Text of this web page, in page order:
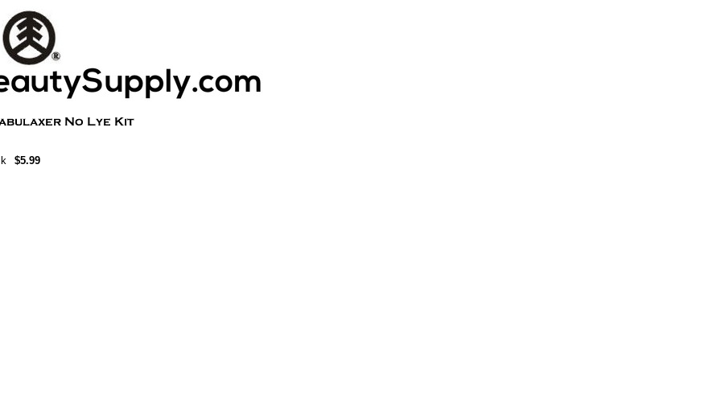
$5.99